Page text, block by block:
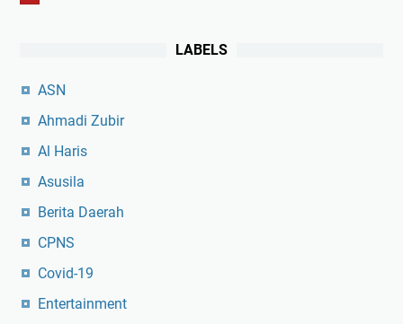
LABELS
ASN
Ahmadi Zubir
Al Haris
Asusila
Berita Daerah
CPNS
Covid-19
Entertainment